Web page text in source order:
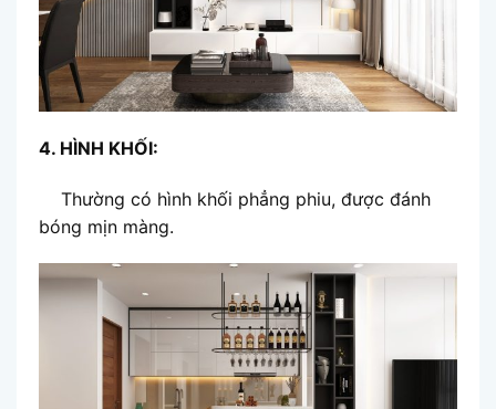
4. HÌNH KHỐI:
Thường có hình khối phẳng phiu, được đánh
bóng mịn màng.